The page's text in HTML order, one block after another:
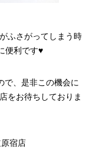
ふさがってしまう時
便利です♥
で、是非この機会に
をお待ちしておりま
宿店